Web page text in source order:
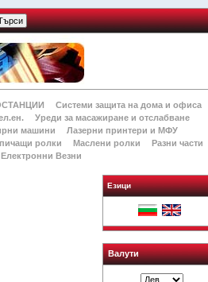
Системи защита на дома и офиса
Уреди за масажиране и отслабване
машини
Лазерни принтери и МФУ
ролки Маслени ролки
Разни части
Електронни Везни
Езици
Валути